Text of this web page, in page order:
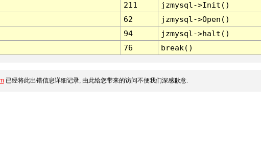
211
jzmysql->Init()
62
jzmysql->Open()
94
jzmysql->halt()
76 break()
已经将此出错信息详细记录, 由此给您带来的访问不便我们深感歉意.